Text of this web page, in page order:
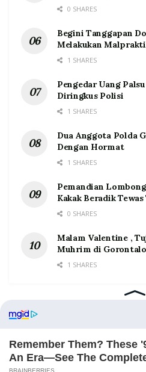
0 SHARES
Begini Tanggapan
Melakukan
1 SHARES
Pengedar Uang
Diringkus Polisi
1 SHARES
Dua Anggota Polda
Dengan Hormat
1 SHARES
Pemandian
Kakak Beradik
0 SHARES
Malam Valentine ,
Muhrim di
1 SHARES
Home Tentang Kontak